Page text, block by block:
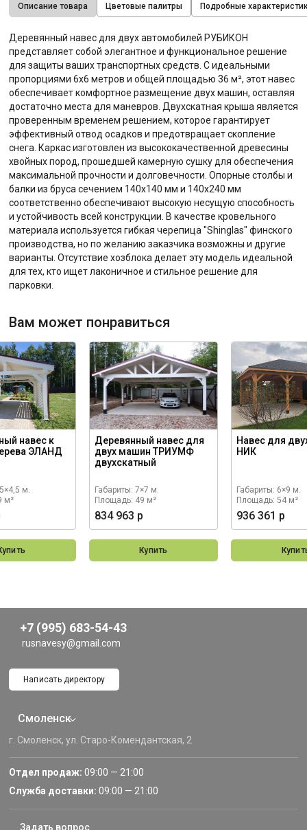
Описание товара Цветовые палитры Подробные
Деревянный навес для двух автомобилей РУБИКОН
представляет собой элегантное и функциональное решение
для защиты ваших транспортных средств. С идеальными
пропорциями 6х6 метров и общей площадью 36 м², этот навес
обеспечивает комфортное размещение двух машин, оставляя
достаточно места для маневров. Двухскатная крыша является
проверенным временем решением, которое гарантирует
эффективный отвод осадков и предотвращает скопление
снега. Каркас изготовлен из высококачественной древесины
хвойных пород, прошедшей камерную сушку для обеспечения
максимальной прочности и долговечности. Опорные столбы и
балки из бруса сечением 140х140 мм и 140х240 мм
соответственно обеспечивают высокую несущую способность
и устойчивость всей конструкции. В качестве кровельного
материала используется гибкая черепица "Shinglas" финского
производства, но по желанию заказчика возможны и другие
варианты. Отсутствие хозблока делает эту модель идеальной
для тех, кто ищет лаконичное и стильное решение для
парковки.
Вам может понравиться
навес к
ЭЛАНД
м.
м²
Деревянный навес для
двух машин ТРИУМФ
двухскатный
Габариты: 7×7 м.
Площадь: 49 м²
834 963 р
Купить
Навес для
НИК
Габариты: 6×9 м.
Площадь: 54 м²
936 361 р
+7 (995) 683-54-43
rusnavesy@gmail.com
Написать директору
Смоленск
г. Смоленск, ул. Старо-Комендантская, 2
Отдел продаж: 09:00 — 21:00
Служба доставки: 09:00 — 21:00
Задать вопрос